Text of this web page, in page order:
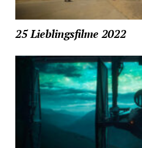
25 Lieblingsfilme 2022